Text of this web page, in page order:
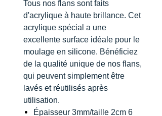
Tous nos flans sont faits
d'acrylique à haute brillance. Cet
acrylique spécial a une
excellente surface idéale pour le
moulage en silicone. Bénéficiez
de la qualité unique de nos flans,
qui peuvent simplement être
lavés et réutilisés après
utilisation.
Épaisseur 3mm/taille 2cm 6